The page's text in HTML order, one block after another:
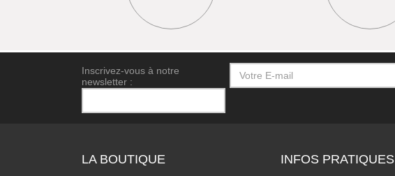
Inscrivez-vous à notre
newsletter :
LA BOUTIQUE INFOS PRATIQUES